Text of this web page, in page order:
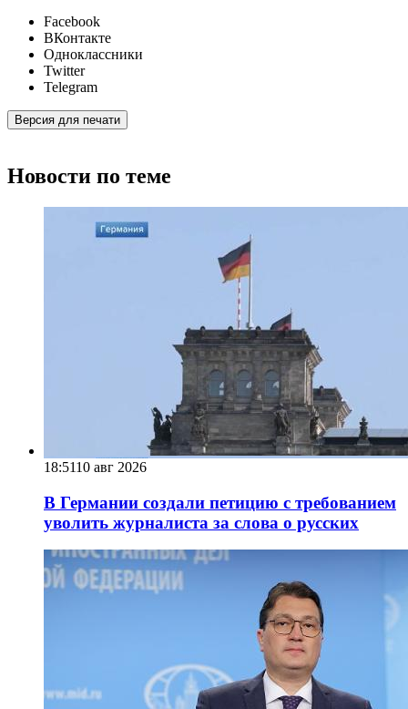
Facebook
ВКонтакте
Одноклассники
Twitter
Telegram
Версия для печати
Новости по теме
18:5110 авг 2026
В Германии создали петицию с требованием
уволить журналиста за слова о русских